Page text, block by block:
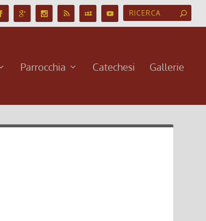
Parrocchia Catechesi Gallerie